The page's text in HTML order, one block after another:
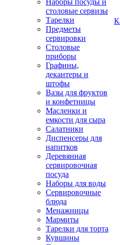
Наборы посуды и
столовые сервизы
Тарелки
Предметы
сервировки
Столовые
приборы
Графины,
декантеры и
штофы
Вазы для фруктов
и конфетницы
Масленки и
емкости для сыра
Салатники
Диспенсеры для
напитков
Деревянная
сервировочная
посуда
Наборы для воды
Сервировочные
блюда
Менажницы
Мармиты
Тарелки для торта
Кувшины